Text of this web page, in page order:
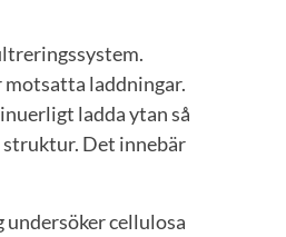
laddningar.
ladda ytan så
Det innebär
cellulosa